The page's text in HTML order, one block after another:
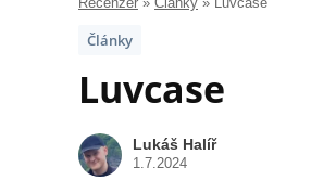
Články
Luvcase
Lukáš Halíř
1.7.2024